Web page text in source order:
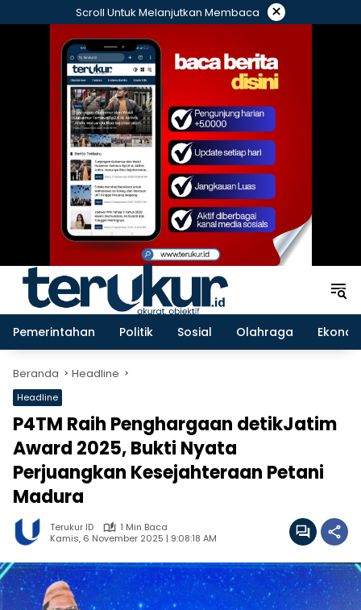
ke
Scroll Untuk Melanjutkan Membaca ×
Pemerintahan Politik Sosial Olahraga
Beranda Headline
Headline
P4TM Raih Penghargaan detikJatim
Award 2025, Bukti Nyata
Perjuangkan Kesejahteraan Petani
Madura
Terukur ID
1 Min Baca
Kamis, 6 November 2025 | 9:08:18 AM